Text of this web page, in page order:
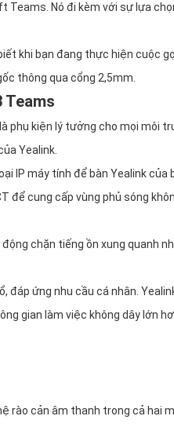
Teams. Nó đi kèm với sự lựa
khi bạn đang thực hiện cuộc
thông qua cổng 2,5mm.
Teams
phụ kiện lý tưởng cho mọi môi
Yealink.
IP máy tính để bàn Yealink của
để cung cấp vùng phủ sóng
chặn tiếng ồn xung quanh
đáp ứng nhu cầu cá nhân.
gian làm việc không dây lớn
rào cản âm thanh trong cả hai